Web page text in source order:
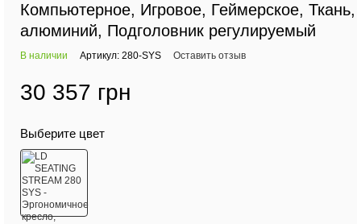
Компьютерное, Игровое, Геймерское,
алюминий, Подголовник регулируемый
В наличии Артикул: 280-SYS Оставить отзыв
30 357 грн
Выберите цвет